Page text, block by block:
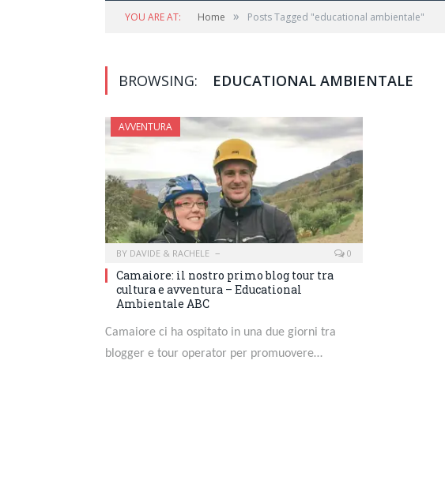
YOU ARE AT: Home » Posts Tagged "educational ambientale"
BROWSING: EDUCATIONAL AMBIENTALE
AVVENTURA
BY DAVIDE & RACHELE 0
Camaiore: il nostro primo blog tour tra
cultura e avventura – Educational
Ambientale ABC
Camaiore ci ha ospitato in una due giorni tra
blogger e tour operator per promuovere…